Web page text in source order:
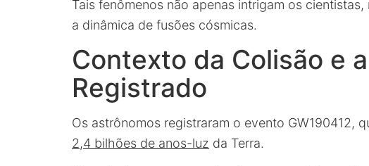
Tais fenômenos não apenas intrigam os
a dinâmica de fusões cósmicas.
Contexto da Colisão e
Registrado
Os astrônomos registraram o evento GW190412,
2,4 bilhões de anos-luz da Terra.